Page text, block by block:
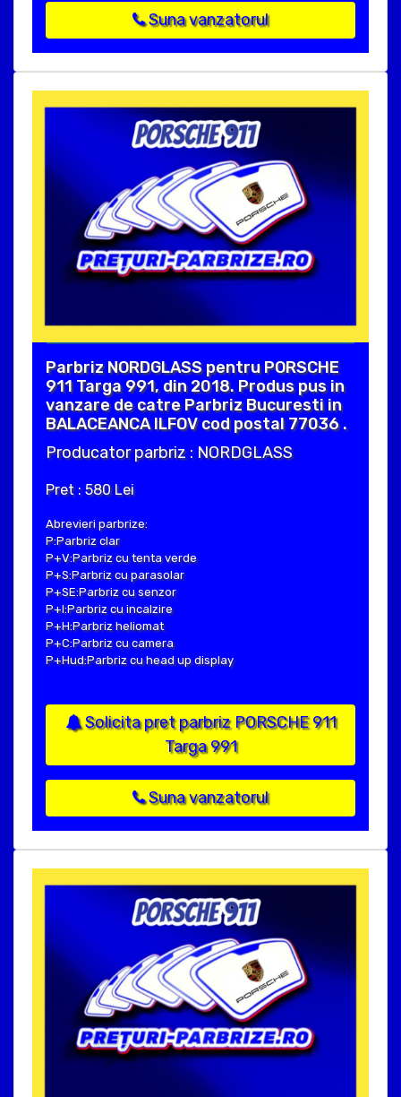
Suna vanzatorul
Parbriz NORDGLASS pentru PORSCHE
911 Targa 991, din 2018. Produs pus in
vanzare de catre Parbriz Bucuresti in
BALACEANCA ILFOV cod postal 77036 .
Producator parbriz : NORDGLASS
Pret : 580 Lei
Abrevieri parbrize:
P:Parbriz clar
P+V:Parbriz cu tenta verde
P+S:Parbriz cu parasolar
P+SE:Parbriz cu senzor
P+I:Parbriz cu incalzire
P+H:Parbriz heliomat
P+C:Parbriz cu camera
P+Hud:Parbriz cu head up display
Solicita pret parbriz PORSCHE 911
Targa 991
Suna vanzatorul